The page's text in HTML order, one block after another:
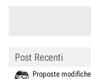
Post Recenti
Proposte